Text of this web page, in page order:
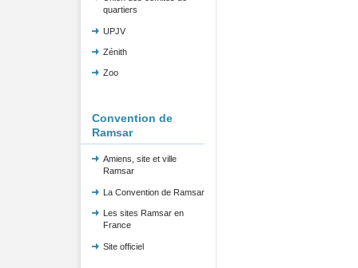
quartiers
UPJV
Zénith
Zoo
Convention de
Ramsar
Amiens, site et ville
Ramsar
La Convention de Ramsar
Les sites Ramsar en
France
Site officiel